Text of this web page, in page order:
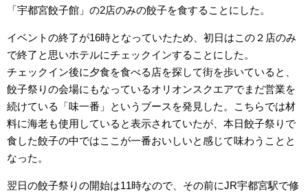
「宇都宮餃子館」の2店のみの餃子を食することにした。
イベントの終了が16時となっていたため、初日はこの２店のみ
で終了と思いホテルにチェックインすることにした。
チェックイン後に夕食を食べる店を探して街を歩いていると、
餃子祭りの会場にもなっているオリオンスクエアでまだ営業を
続けている「味一番」というブースを発見した。こちらでは材
料に海老も使用していると表示されていたが、本日餃子祭りで
食した餃子の中ではここが一番おいしいと感じて味わうことと
なった。
翌日の餃子祭りの開始は11時なので、その前にJR宇都宮駅で修